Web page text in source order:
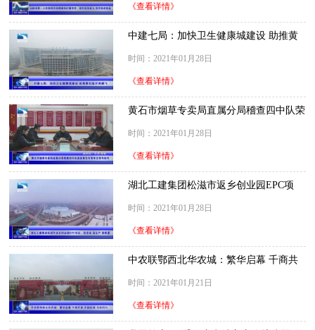
《查看详情》
中建七局：加快卫生健康城建设 助推黄
时间：2021年01月28日
《查看详情》
黄石市烟草专卖局直属分局稽查四中队荣
时间：2021年01月28日
《查看详情》
湖北工建集团松滋市返乡创业园EPC项
时间：2021年01月28日
《查看详情》
中农联鄂西北华农城：繁华启幕 千商共
时间：2021年01月21日
《查看详情》